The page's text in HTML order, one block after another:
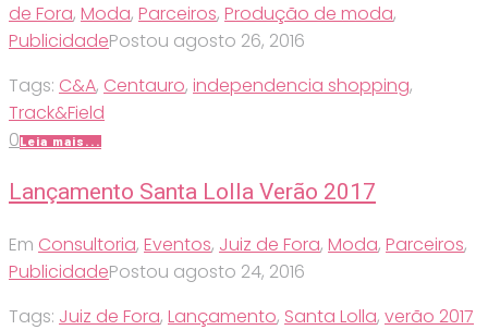
de Fora, Moda, Parceiros, Produção de moda,
PublicidadePostou agosto 26, 2016
Tags: C&A, Centauro, independencia shopping,
Track&Field
0Leia mais...
Lançamento Santa Lolla Verão 2017
Em Consultoria, Eventos, Juiz de Fora, Moda, Parceiros,
PublicidadePostou agosto 24, 2016
Tags: Juiz de Fora, Lançamento, Santa Lolla, verão 2017